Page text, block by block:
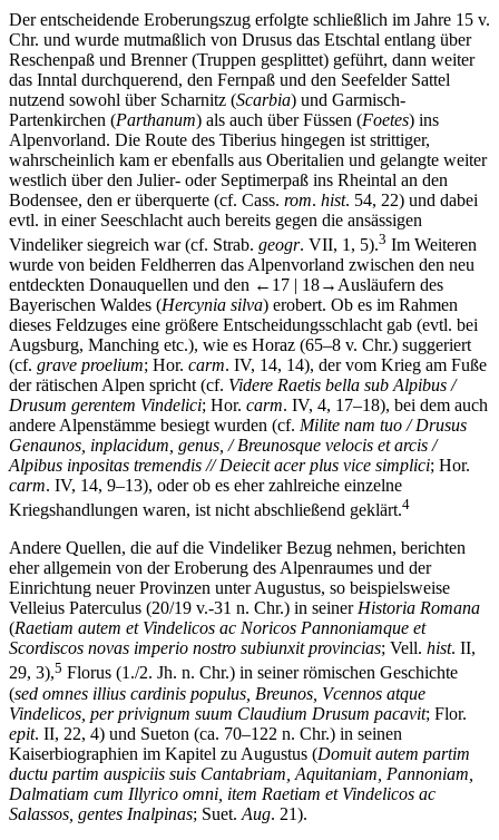
Der entscheidende Eroberungszug erfolgte schließlich im Jahre 15 v.
Chr. und wurde mutmaßlich von Drusus das Etschtal entlang über
Reschenpaß und Brenner (Truppen gesplittet) geführt, dann weiter
das Inntal durchquerend, den Fernpaß und den Seefelder Sattel
nutzend sowohl über Scharnitz (Scarbia) und Garmisch-
Partenkirchen (Parthanum) als auch über Füssen (Foetes) ins
Alpenvorland. Die Route des Tiberius hingegen ist strittiger,
wahrscheinlich kam er ebenfalls aus Oberitalien und gelangte weiter
westlich über den Julier- oder Septimerpaß ins Rheintal an den
Bodensee, den er überquerte (cf. Cass. rom. hist. 54, 22) und dabei
evtl. in einer Seeschlacht auch bereits gegen die ansässigen
Vindeliker siegreich war (cf. Strab. geogr. VII, 1, 5).3 Im Weiteren
wurde von beiden Feldherren das Alpenvorland zwischen den neu
entdeckten Donauquellen und den ←17 | 18→ Ausläufern des
Bayerischen Waldes (Hercynia silva) erobert. Ob es im Rahmen
dieses Feldzuges eine größere Entscheidungsschlacht gab (evtl. bei
Augsburg, Manching etc.), wie es Horaz (65–8 v. Chr.) suggeriert
(cf. grave proelium; Hor. carm. IV, 14, 14), der vom Krieg am Fuße
der rätischen Alpen spricht (cf. Videre Raetis bella sub Alpibus /
Drusum gerentem Vindelici; Hor. carm. IV, 4, 17–18), bei dem auch
andere Alpenstämme besiegt wurden (cf. Milite nam tuo / Drusus
Genaunos, inplacidum, genus, / Breunosque velocis et arcis /
Alpibus inpositas tremendis // Deiecit acer plus vice simplici; Hor.
carm. IV, 14, 9–13), oder ob es eher zahlreiche einzelne
Kriegshandlungen waren, ist nicht abschließend geklärt.4
Andere Quellen, die auf die Vindeliker Bezug nehmen, berichten
eher allgemein von der Eroberung des Alpenraumes und der
Einrichtung neuer Provinzen unter Augustus, so beispielsweise
Velleius Paterculus (20/19 v.-31 n. Chr.) in seinerHistoria Romana
(Raetiam autem et Vindelicos ac Noricos Pannoniamque et
Scordiscos novas imperio nostro subiunxit provincias; Vell. hist. II,
29, 3),5 Florus (1./2. Jh. n. Chr.) in seiner römischen Geschichte
(sed omnes illius cardinis populus, Breunos, Vcennos atque
Vindelicos, per privignum suum Claudium Drusum pacavit; Flor.
epit. II, 22, 4) und Sueton (ca. 70–122 n. Chr.) in seinen
Kaiserbiographien im Kapitel zu Augustus (Domuit autem partim
ductu partim auspiciis suis Cantabriam, Aquitaniam, Pannoniam,
Dalmatiam cum Illyrico omni, item Raetiam et Vindelicos ac
Salassos, gentes Inalpinas; Suet. Aug. 21).